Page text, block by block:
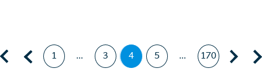
Première page Page précédente, page Page
1 … Page
3 Page
4
,
page
Page
5 … Page
170 Page suivante, page 5